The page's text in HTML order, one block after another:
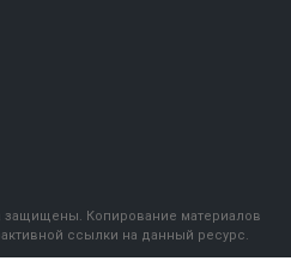
защищены. Копирование материалов
ссылки на данный ресурс.